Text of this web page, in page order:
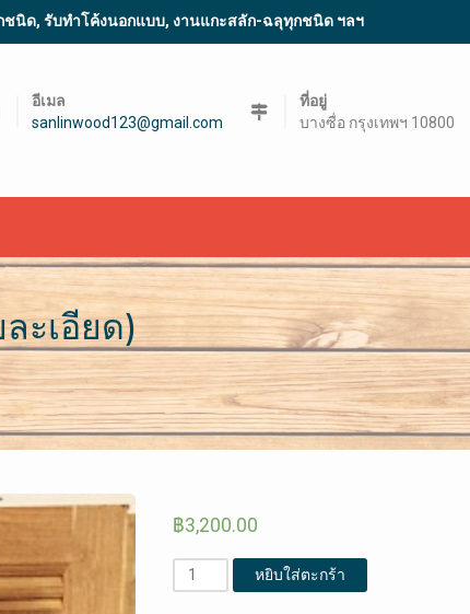
ชนิด, รับทำโค้งนอกแบบ, งานแกะสลัก-ฉลุทุกชนิด ฯลฯ
อีเมล
sanlinwood123@gmail.com
ที่อยู่
บางซื่อ กรุงเทพฯ 10800
ะเอียด)
฿3,200.00
จำนวน
ประตู
หยิบใส่ตะกร้า